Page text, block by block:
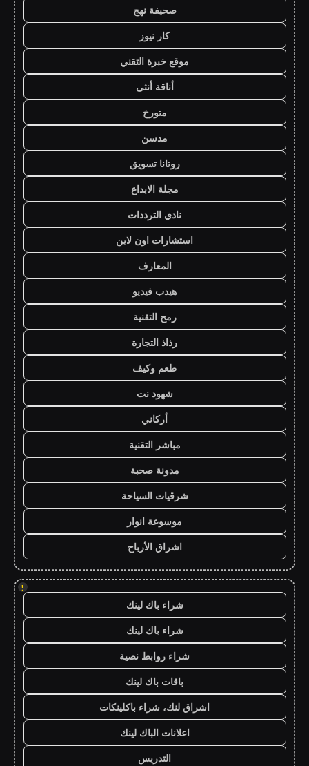
صحيفة نهج
كار نيوز
موقع خبرة التقني
أناقة أنثى
متورخ
مدسن
روتانا تسويق
مجلة الابداع
نادي الترددات
استشارات اون لاين
المعارف
هيدب فيديو
رمح التقنية
رذاذ التجارة
طعم وكيف
شهود نت
أركاني
مباشر التقنية
مدونة صحبة
شرقيات السياحة
موسوعة انوار
اشراق الأرباح
!
شراء باك لينك
شراء باك لينك
شراء روابط نصية
باقات باك لينك
اشراق لنك، شراء باكلينكات
اعلانات الباك لينك
التدريس